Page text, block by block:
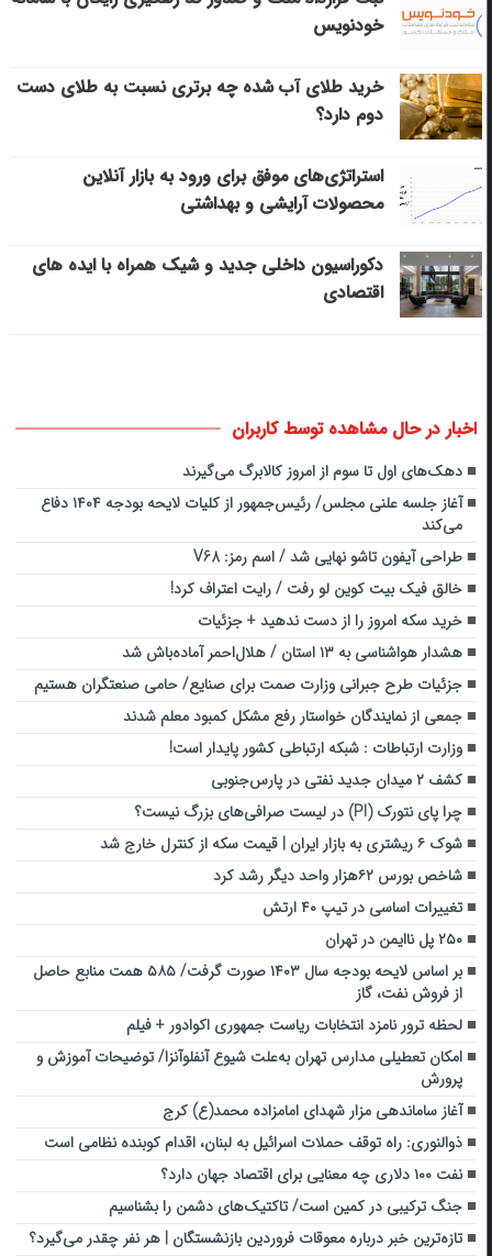
خودنویس
خرید طلای آب شده چه برتری نسبت به طلای دست
دوم دارد؟
استراتژی‌های موفق برای ورود به بازار آنلاین
محصولات آرایشی و بهداشتی
دکوراسیون داخلی جدید و شیک همراه با ایده های
اقتصادی
اخبار در حال مشاهده توسط کاربران
دهک‌های اول تا سوم از امروز کالابرگ می‌گیرند
آغاز جلسه علنی مجلس/ رئیس‌جمهور از کلیات لایحه بودجه ۱۴۰۴ دفاع
می‌کند
طراحی آیفون تاشو نهایی شد / اسم رمز: V68
خالق فیک بیت کوین لو رفت / رایت اعتراف کرد!
خرید سکه امروز را از دست ندهید + جزئیات
هشدار هواشناسی به ۱۳ استان / هلال‌احمر آماده‌باش شد
جزئیات طرح جبرانی وزارت صمت برای صنایع/ حامی صنعتگران هستیم
جمعی از نمایندگان خواستار رفع مشکل کمبود معلم شدند
وزارت ارتباطات :‌ شبکه ارتباطی کشور پایدار است!
کشف ۲ میدان جدید نفتی در پارس‌جنوبی
چرا پای نتورک (PI) در لیست صرافی‌های بزرگ نیست؟
شوک ۶ ریشتری به بازار ایران | قیمت سکه از کنترل خارج شد
شاخص بورس ۶۲هزار واحد دیگر رشد کرد
تغییرات اساسی در تیپ ۴۰ ارتش
۲۵۰ پل ناایمن در تهران
بر اساس لایحه بودجه سال ۱۴۰۳ صورت گرفت/ ۵۸۵ همت منابع حاصل
از فروش نفت، گاز
لحظه ترور نامزد انتخابات ریاست جمهوری اکوادور + فیلم
امکان تعطیلی مدارس تهران به‌علت شیوع آنفلوآنزا/ توضیحات آموزش و
پرورش
آغاز ساماندهی مزار شهدای امامزاده محمد(ع) کرج
ذوالنوری: راه توقف حملات اسرائیل به لبنان، اقدام کوبنده نظامی است
نفت ۱۰۰ دلاری چه معنایی برای اقتصاد جهان دارد؟
جنگ ترکیبی در کمین است/ تاکتیک‌های دشمن را بشناسیم
تازه‌ترین خبر درباره معوقات فروردین بازنشستگان | هر نفر چقدر می‌گیرد؟